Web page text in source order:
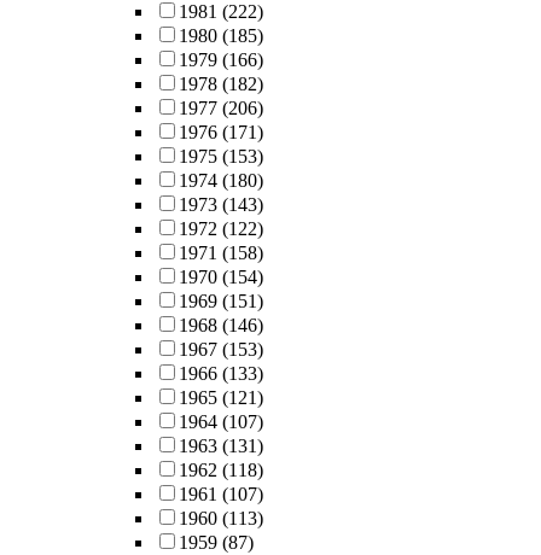
1981 (222)
1980 (185)
1979 (166)
1978 (182)
1977 (206)
1976 (171)
1975 (153)
1974 (180)
1973 (143)
1972 (122)
1971 (158)
1970 (154)
1969 (151)
1968 (146)
1967 (153)
1966 (133)
1965 (121)
1964 (107)
1963 (131)
1962 (118)
1961 (107)
1960 (113)
1959 (87)